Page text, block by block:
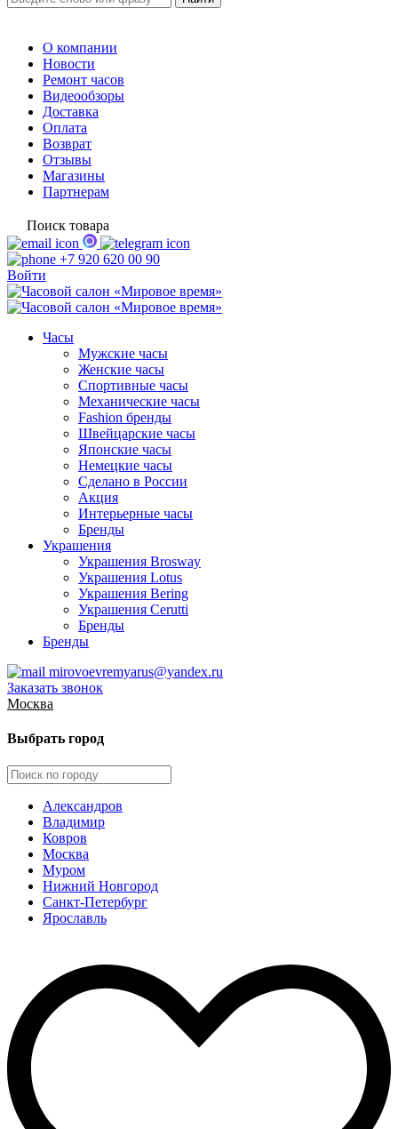
О компании
Новости
Ремонт часов
Видеообзоры
Доставка
Оплата
Возврат
Отзывы
Магазины
Партнерам
Поиск товара
+7 920 620 00 90
Войти
Часы
Мужские часы
Женские часы
Спортивные часы
Механические часы
Fashion бренды
Швейцарские часы
Японские часы
Немецкие часы
Сделано в России
Акция
Интерьерные часы
Бренды
Украшения
Украшения Brosway
Украшения Lotus
Украшения Bering
Украшения Cerutti
Бренды
Бренды
mirovoevremyarus@yandex.ru
Заказать звонок
Москва
Выбрать город
Александров
Владимир
Ковров
Москва
Муром
Нижний Новгород
Санкт-Петербург
Ярославль